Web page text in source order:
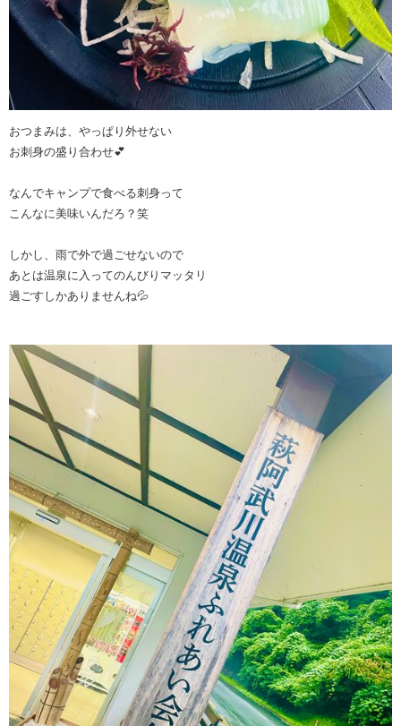
おつまみは、やっぱり外せない
お刺身の盛り合わせ💕
なんでキャンプで食べる刺身って
こんなに美味いんだろ？笑
しかし、雨で外で過ごせないので
あとは温泉に入ってのんびりマッタリ
過ごすしかありませんね💦